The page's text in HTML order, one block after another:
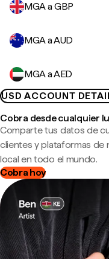
MGA a GBP
MGA a AUD
MGA a AED
USD ACCOUNT
Cobra desde cualquier
Comparte tus datos de
clientes y plataformas de
local en todo el mundo.
Cobra hoy